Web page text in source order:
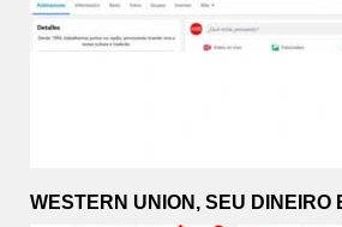
WESTERN UNION, SEU DINEIRO